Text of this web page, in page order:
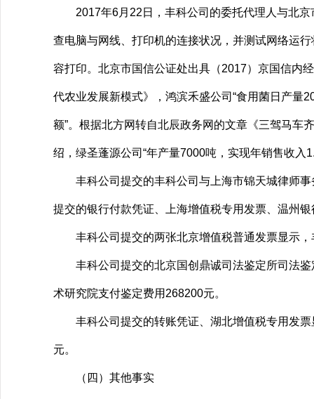
2017年6月22日，丰科公司的委托代理人与北京
查电脑与网线、打印机的连接状况，并测试网络运
容打印。北京市国信公证处出具（2017）京国信内
代农业发展新模式》，鸿滨禾盛公司“食用菌日产量
额”。根据北方网转自北辰政务网的文章《三驾马车
绍，绿圣蓬源公司“年产量7000吨，实现年销售收入
丰科公司提交的丰科公司与上海市锦天城律师事
提交的银行付款凭证、上海增值税专用发票、温州
丰科公司提交的两张北京增值税普通发票显示，
丰科公司提交的北京国创鼎诚司法鉴定所司法鉴
术研究院支付鉴定费用268200元。
丰科公司提交的转账凭证、湖北增值税专用发票
元。
（四）其他事实